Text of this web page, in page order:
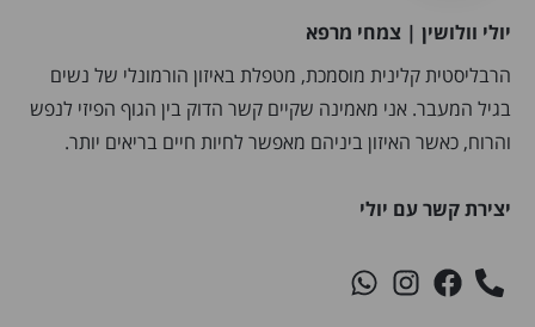
יולי וולושין | צמחי מרפא
הרבליסטית קלינית מוסמכת, מטפלת באיזון הורמונלי של נשים
בגיל המעבר. אני מאמינה שקיים קשר הדוק בין הגוף הפיזי לנפש
והרוח, כאשר האיזון ביניהם מאפשר לחיות חיים בריאים יותר.
יצירת קשר עם יולי